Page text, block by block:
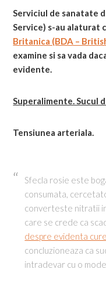
Serviciul de sanatate
Service) s-au alaturat
Britanica (BDA –
examine si sa vada
evidente.
Superalimente. Sucul
Tensiunea arteriala.
Sfecla rosie este
consumata,
converteste nitratii
care se crede ca
despre evidenta
concluzioneaza ca
intradevar cu o